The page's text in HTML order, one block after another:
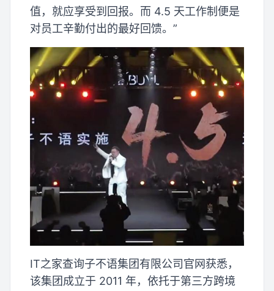
值，就应享受到回报。而 4.5 天工作制便是
对员工辛勤付出的最好回馈。”
IT之家查询子不语集团有限公司官网获悉，
该集团成立于 2011 年，依托于第三方跨境